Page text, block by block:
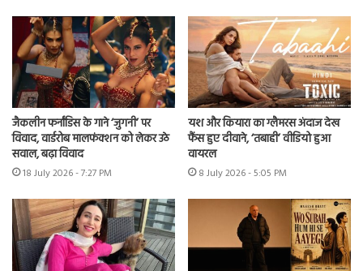
जैकलीन फर्नांडिस के गाने ‘जुगनी’ पर
विवाद, वार्डरोब मालफंक्शन को लेकर उठे
सवाल, बढ़ा विवाद
18 July 2026 - 7:27 PM
यश और कियारा का ग्लैमरस अंदाज देख
फैंस हुए दीवाने, ‘तबाही’ वीडियो हुआ
वायरल
8 July 2026 - 5:05 PM